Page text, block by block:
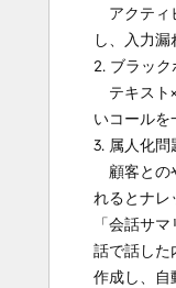
アクティ
し、入力漏
2. ブラッ
テキスト
いコールを
3. 属人化問
顧客との
れるとナレ
「会話サ
話で話した
作成し、自